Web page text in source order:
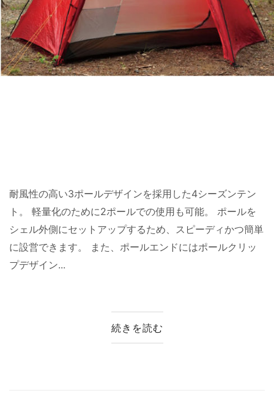
耐風性の高い3ポールデザインを採用した4シーズンテン
ト。 軽量化のために2ポールでの使用も可能。 ポールを
シェル外側にセットアップするため、スピーディかつ簡単
に設営できます。 また、ポールエンドにはポールクリッ
プデザイン...
続きを読む